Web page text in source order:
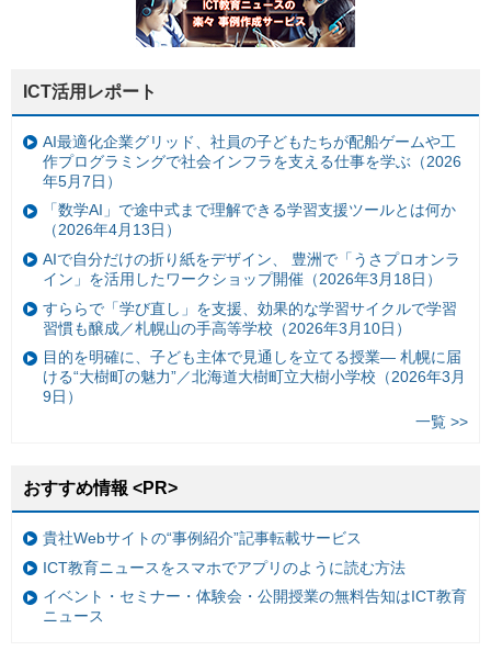
ICT活用レポート
AI最適化企業グリッド、社員の子どもたちが配船ゲームや工
作プログラミングで社会インフラを支える仕事を学ぶ（2026
年5月7日）
「数学AI」で途中式まで理解できる学習支援ツールとは何か
（2026年4月13日）
AIで自分だけの折り紙をデザイン、 豊洲で「うさプロオンラ
イン」を活用したワークショップ開催（2026年3月18日）
すららで「学び直し」を支援、効果的な学習サイクルで学習
習慣も醸成／札幌山の手高等学校（2026年3月10日）
目的を明確に、子ども主体で見通しを立てる授業— 札幌に届
ける“大樹町の魅力”／北海道大樹町立大樹小学校（2026年3月
9日）
一覧 >>
おすすめ情報 <PR>
貴社Webサイトの“事例紹介”記事転載サービス
ICT教育ニュースをスマホでアプリのように読む方法
イベント・セミナー・体験会・公開授業の無料告知はICT教育
ニュース